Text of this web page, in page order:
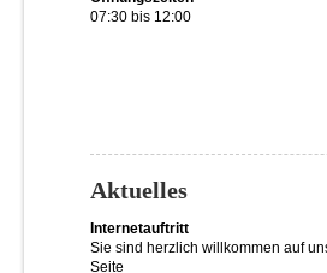
07:30 bis 12:00
Aktuelles
Internetauftritt
Sie sind herzlich willkommen auf
Seite